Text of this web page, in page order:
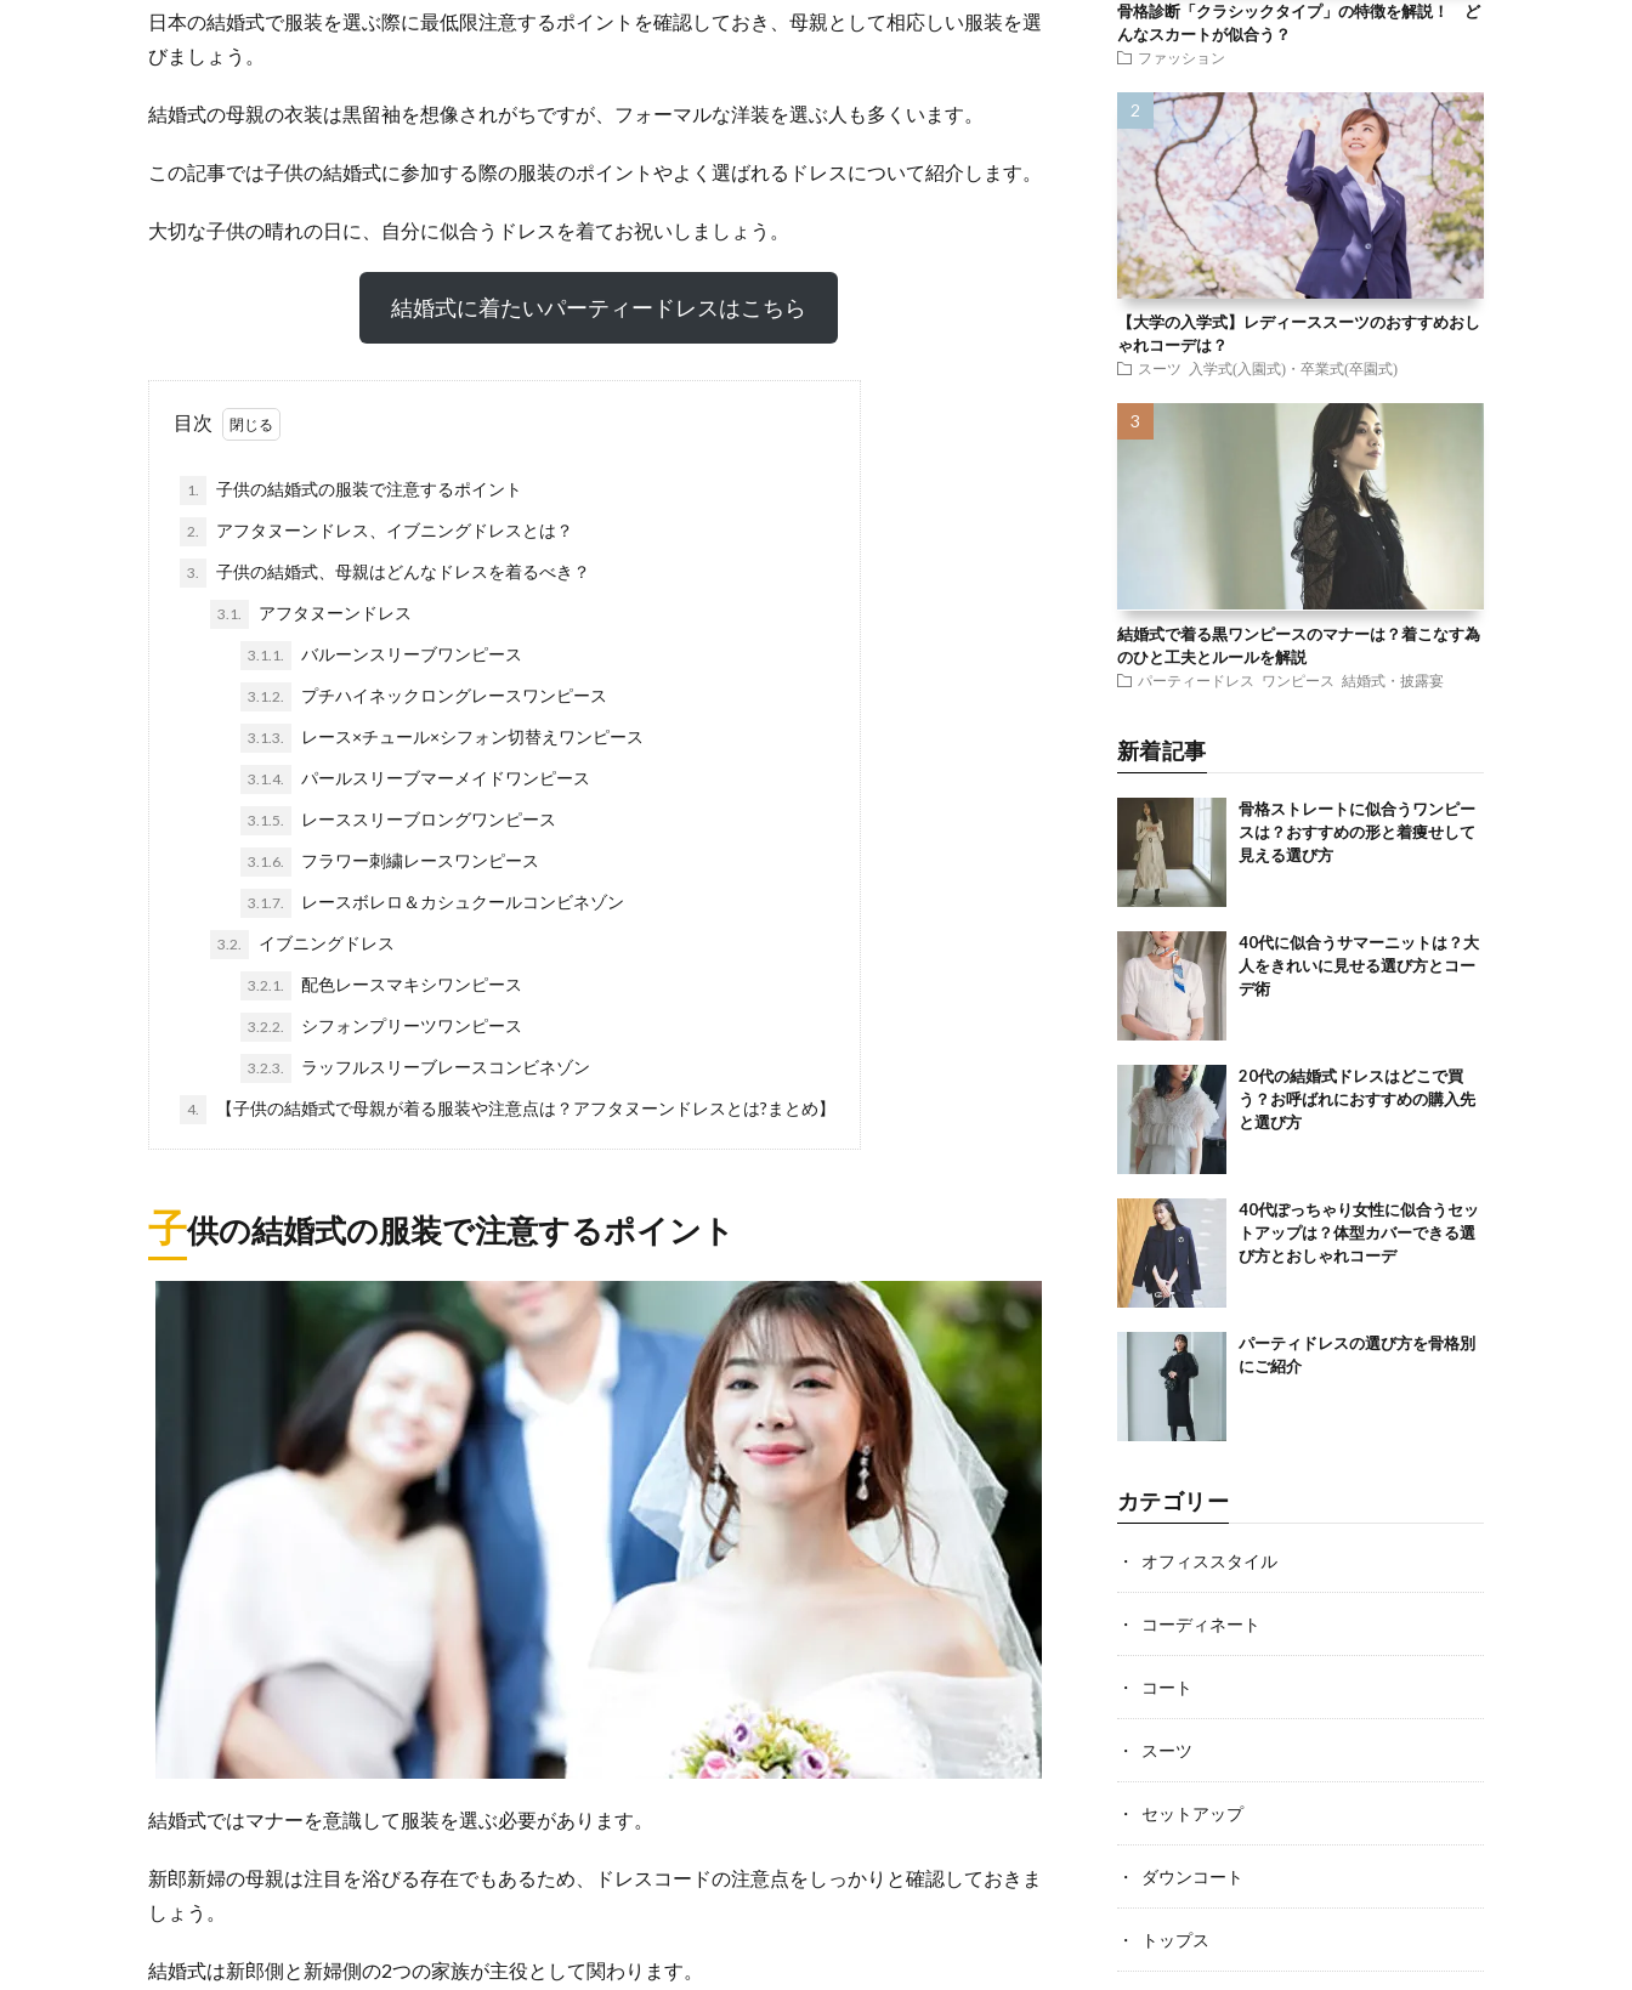
日本の結婚式で服装を選ぶ際に最低限注意するポイントを確認しておき、母親として相応しい服装を選
びましょう。
結婚式の母親の衣装は黒留袖を想像されがちですが、フォーマルな洋装を選ぶ人も多くいます。
この記事では子供の結婚式に参加する際の服装のポイントやよく選ばれるドレスについて紹介します。
大切な子供の晴れの日に、自分に似合うドレスを着てお祝いしましょう。
結婚式に着たいパーティードレスはこちら
目次
1. 子供の結婚式の服装で注意するポイント
2. アフタヌーンドレス、イブニングドレスとは？
3. 子供の結婚式、母親はどんなドレスを着るべき？
3.1. アフタヌーンドレス
3.1.1. バルーンスリーブワンピース
3.1.2. プチハイネックロングレースワンピース
3.1.3. レース×チュール×シフォン切替えワンピース
3.1.4. パールスリーブマーメイドワンピース
3.1.5. レーススリーブロングワンピース
3.1.6. フラワー刺繍レースワンピース
3.1.7. レースボレロ＆カシュクールコンビネゾン
3.2. イブニングドレス
3.2.1. 配色レースマキシワンピース
3.2.2. シフォンプリーツワンピース
3.2.3. ラッフルスリーブレースコンビネゾン
4. 【子供の結婚式で母親が着る服装や注意点は？アフタヌーンドレスとは?まとめ】
子供の結婚式の服装で注意するポイント
結婚式ではマナーを意識して服装を選ぶ必要があります。
新郎新婦の母親は注目を浴びる存在でもあるため、ドレスコードの注意点をしっかりと確認しておきま
しょう。
結婚式は新郎側と新婦側の2つの家族が主役として関わります。
骨格診断「クラシックタイプ」の特徴を解説！ ど
んなスカートが似合う？
ファッション
【大学の入学式】レディーススーツのおすすめおし
ゃれコーデは？
スーツ 入学式(入園式)・卒業式(卒園式)
結婚式で着る黒ワンピースのマナーは？着こなす為
のひと工夫とルールを解説
パーティードレス ワンピース 結婚式・披露宴
新着記事
骨格ストレートに似合うワンピー
スは？おすすめの形と着痩せして
見える選び方
40代に似合うサマーニットは？大
人をきれいに見せる選び方とコー
デ術
20代の結婚式ドレスはどこで買
う？お呼ばれにおすすめの購入先
と選び方
40代ぽっちゃり女性に似合うセッ
トアップは？体型カバーできる選
び方とおしゃれコーデ
パーティドレスの選び方を骨格別
にご紹介
カテゴリー
オフィススタイル
コーディネート
コート
スーツ
セットアップ
ダウンコート
トップス